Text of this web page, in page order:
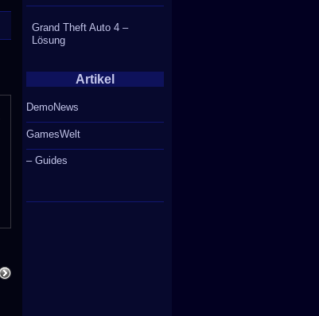
Grand Theft Auto 4 –
Lösung
Artikel
DemoNews
GamesWelt
– Guides